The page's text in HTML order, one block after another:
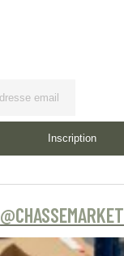
Inscription
@CHASSEMARKET